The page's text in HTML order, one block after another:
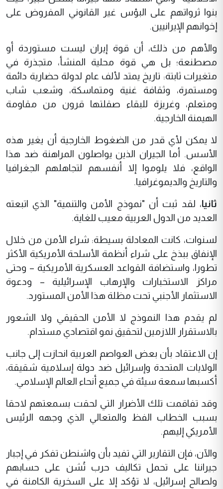
بنوا ثرواتهم على البؤس غير القانوني المفروض على
إخوانهم الإيرانيين.
والأهم من ذلك، أن قوة إيران ليست مستوردة أو
مصطنعة؛ بل هي قوة محلية المنشأ، متجذرة في
متغيرات ثابتة: تاريخ يمتد لألف عام لدولة حضارية دائمة
ومستمرة، وثقافة غنية ومتماسكة، وشعب شاب
ومتعلم، وغريزة للبقاء صقلتها قرون من مقاومة
الهيمنة الخارجية.
لا يمكن لأي قدر من الضغوط الخارجية أن يغير هذه
الأسس. أما الجيران الذين يواصلون المراهنة ضد هذا
الواقع، فلا يلوموا إلا أنفسهم لتجاهلهم الجغرافيا
والتاريخ والديموغرافيا.
ثانيا، لقد ثبت أن "نموذج الأمن والتنمية" الذي اتبعته
العديد من الدول العربية معيب للغاية.
لسنوات، كانت المعادلة بسيطة: شراء الأمن من خلال
الإنفاق ببذخ على شراء أنظمة الأسلحة الأمريكية الأكثر
تطورا، واستضافة القواعد العسكرية الأمريكية – وحتى
مراكز الاستخبارات والإرهاب الإسرائيلية – ودعوة
الاستثمار الأجنبي تحت مظلة هذا الأمن المستورد.
لم يقدم هذا النموذج لا الأمن الحقيقي ولا الشعور
بالاستقرار اللازمين لتحقيق نمو اقتصادي مستدام.
إن الاعتقاد بأن بعض العواصم العربية انحازت إلى جانب
الولايات المتحدة وإسرائيل ضد دولة إسلامية شقيقة،
أكسبها سمعة سيئة في جميع أنحاء العالم الإسلامي.
وقد تفاقمت تلك الأضرار التي لحقت بسمعتهم لاحقا
بسبب الخطاب الفظ والمتعالي الذي وجهه الرئيس
الأمريكي إليهم.
والآن، فإن التقارير التي تفيد بأن واشنطن تفكر في إجبار
جيراننا على تحمل تكاليف حرب تُشن على حسابهم
ولصالح إسرائيل، لا تؤكد إلا على السخرية الكامنة في